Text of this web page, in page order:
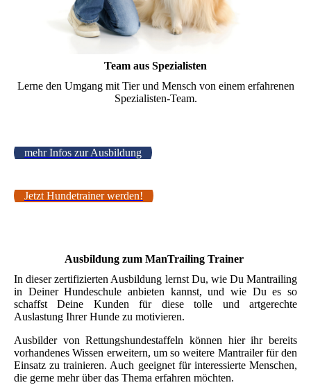
Team aus Spezialisten
Lerne den Umgang mit Tier und Mensch von einem erfahrenen
Spezialisten-Team.
mehr Infos zur Ausbildung
Jetzt Hundetrainer werden!
Ausbildung zum ManTrailing Trainer
In dieser zertifizierten Ausbildung lernst Du, wie Du Mantrailing
in Deiner Hundeschule anbieten kannst, und wie Du es so
schaffst Deine Kunden für diese tolle und artgerechte
Auslastung Ihrer Hunde zu motivieren.
Ausbilder von Rettungshundestaffeln können hier ihr bereits
vorhandenes Wissen erweitern, um so weitere Mantrailer für den
Einsatz zu trainieren. Auch geeignet für interessierte Menschen,
die gerne mehr über das Thema erfahren möchten.